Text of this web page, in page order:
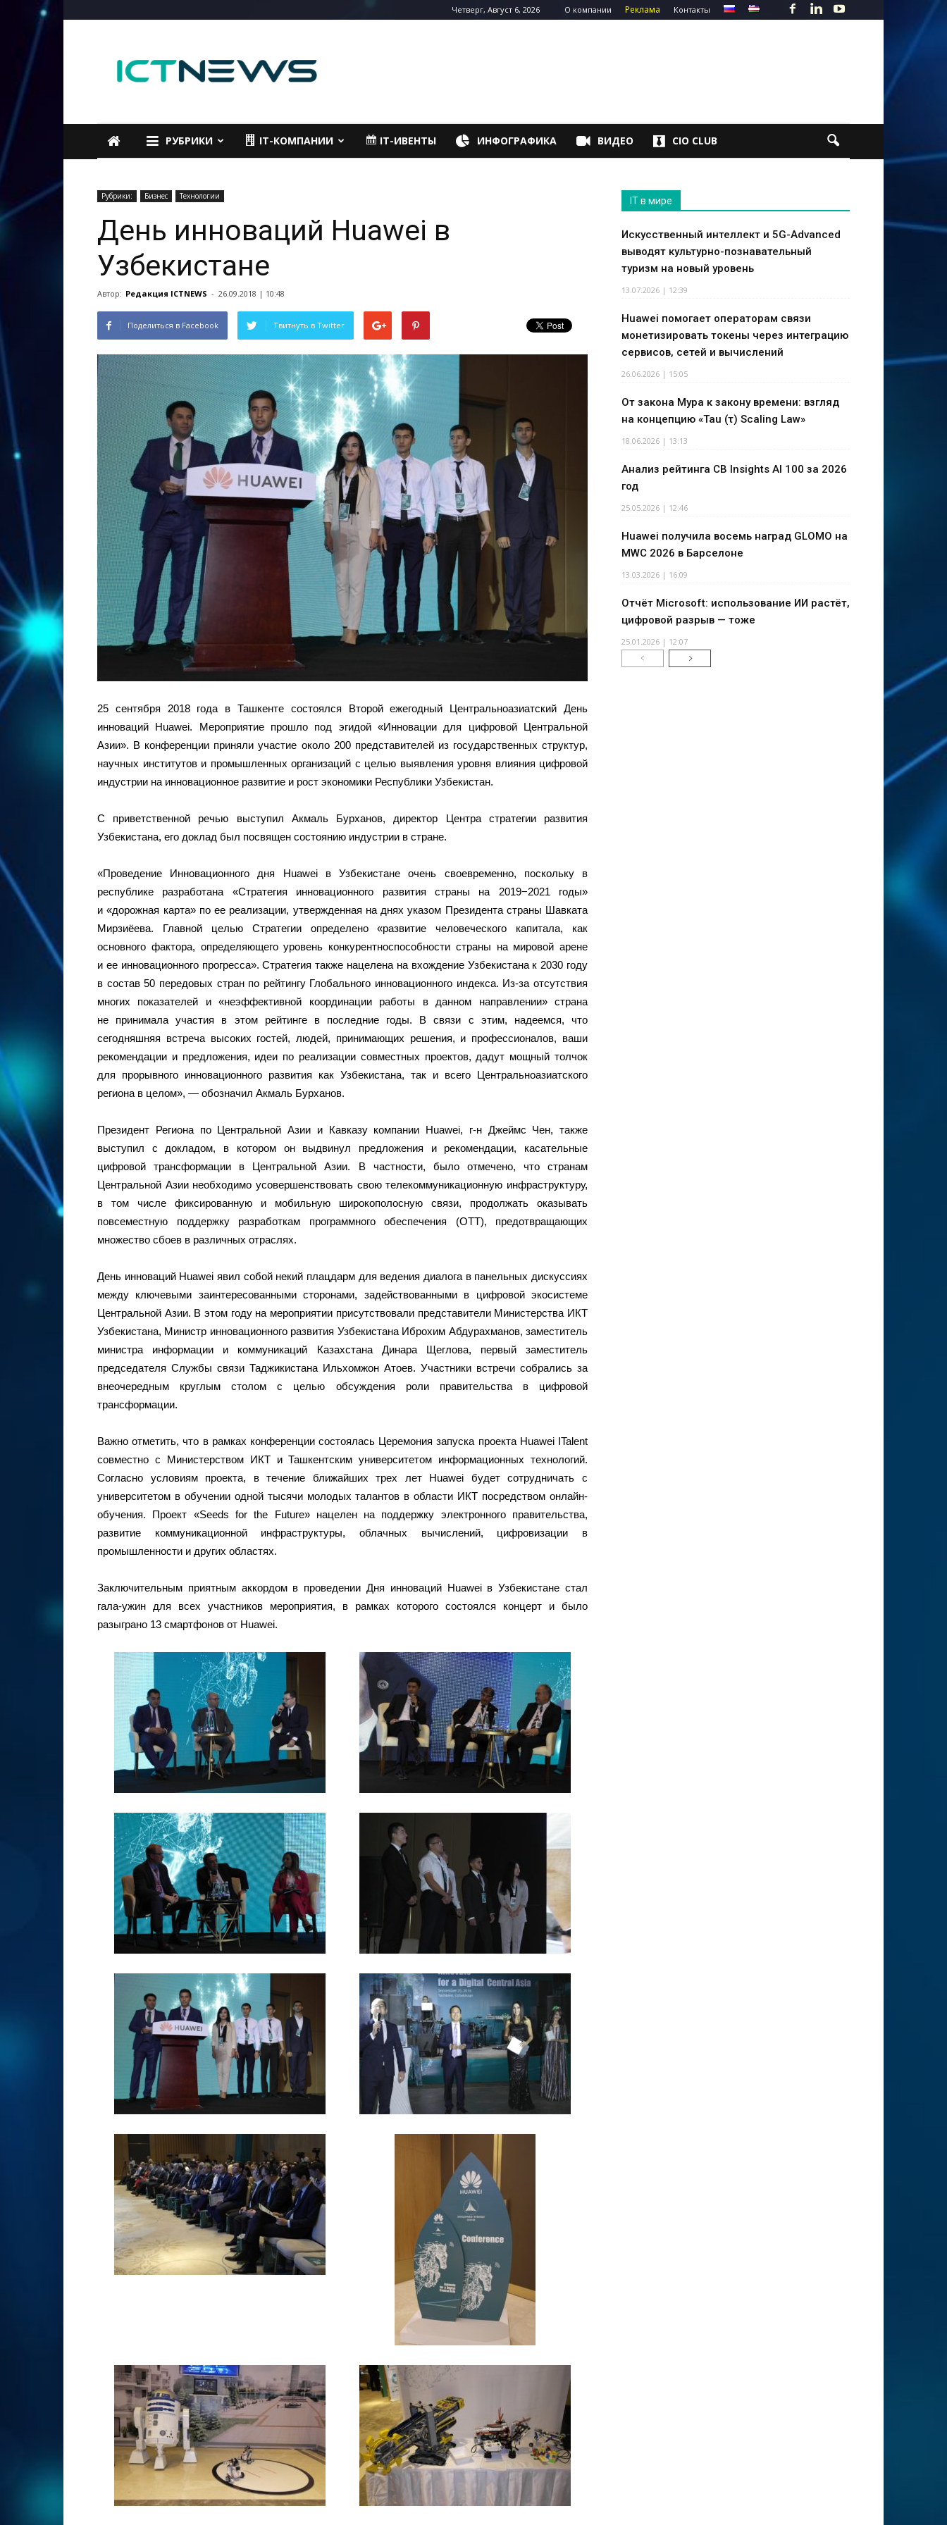
Четверг, Август 6, 2026 О компании Реклама Контакты
РУБРИКИ IT-КОМПАНИИ IT-ИВЕНТЫ ИНФОГРАФИКА ВИДЕО CIO CLUB
Рубрики: Бизнес Технологии
День инноваций Huawei в
Узбекистане
Автор: Редакция ICTNEWS - 26.09.2018 | 10:48
Поделиться в Facebook Твитнуть в Twitter
25 сентября 2018 года в Ташкенте состоялся Второй ежегодный Центральноазиатский День
инноваций Huawei. Мероприятие прошло под эгидой «Инновации для цифровой Центральной
Азии». В конференции приняли участие около 200 представителей из государственных структур,
научных институтов и промышленных организаций с целью выявления уровня влияния цифровой
индустрии на инновационное развитие и рост экономики Республики Узбекистан.
С приветственной речью выступил Акмаль Бурханов, директор Центра стратегии развития
Узбекистана, его доклад был посвящен состоянию индустрии в стране.
«Проведение Инновационного дня Huawei в Узбекистане очень своевременно, поскольку в
республике разработана «Стратегия инновационного развития страны на 2019−2021 годы»
и «дорожная карта» по ее реализации, утвержденная на днях указом Президента страны Шавката
Мирзиёева. Главной целью Стратегии определено «развитие человеческого капитала, как
основного фактора, определяющего уровень конкурентноспособности страны на мировой арене
и ее инновационного прогресса». Стратегия также нацелена на вхождение Узбекистана к 2030 году
в состав 50 передовых стран по рейтингу Глобального инновационного индекса. Из-за отсутствия
многих показателей и «неэффективной координации работы в данном направлении» страна
не принимала участия в этом рейтинге в последние годы. В связи с этим, надеемся, что
сегодняшняя встреча высоких гостей, людей, принимающих решения, и профессионалов, ваши
рекомендации и предложения, идеи по реализации совместных проектов, дадут мощный толчок
для прорывного инновационного развития как Узбекистана, так и всего Центральноазиатского
региона в целом», — обозначил Акмаль Бурханов.
Президент Региона по Центральной Азии и Кавказу компании Huawei, г-н Джеймс Чен, также
выступил с докладом, в котором он выдвинул предложения и рекомендации, касательные
цифровой трансформации в Центральной Азии. В частности, было отмечено, что странам
Центральной Азии необходимо усовершенствовать свою телекоммуникационную инфраструктуру,
в том числе фиксированную и мобильную широкополосную связи, продолжать оказывать
повсеместную поддержку разработкам программного обеспечения (OTT), предотвращающих
множество сбоев в различных отраслях.
День инноваций Huawei явил собой некий плацдарм для ведения диалога в панельных дискуссиях
между ключевыми заинтересованными сторонами, задействованными в цифровой экосистеме
Центральной Азии. В этом году на мероприятии присутствовали представители Министерства ИКТ
Узбекистана, Министр инновационного развития Узбекистана Иброхим Абдурахманов, заместитель
министра информации и коммуникаций Казахстана Динара Щеглова, первый заместитель
председателя Службы связи Таджикистана Ильхомжон Атоев. Участники встречи собрались за
внеочередным круглым столом с целью обсуждения роли правительства в цифровой
трансформации.
Важно отметить, что в рамках конференции состоялась Церемония запуска проекта Huawei ITalent
совместно с Министерством ИКТ и Ташкентским университетом информационных технологий.
Согласно условиям проекта, в течение ближайших трех лет Huawei будет сотрудничать с
университетом в обучении одной тысячи молодых талантов в области ИКТ посредством онлайн-
обучения. Проект «Seeds for the Future» нацелен на поддержку электронного правительства,
развитие коммуникационной инфраструктуры, облачных вычислений, цифровизации в
промышленности и других областях.
Заключительным приятным аккордом в проведении Дня инноваций Huawei в Узбекистане стал
гала-ужин для всех участников мероприятия, в рамках которого состоялся концерт и было
разыграно 13 смартфонов от Huawei.
IT в мире
Искусственный интеллект и 5G-Advanced
выводят культурно-познавательный
туризм на новый уровень
13.07.2026 | 12:39
Huawei помогает операторам связи
монетизировать токены через интеграцию
сервисов, сетей и вычислений
26.06.2026 | 15:05
От закона Мура к закону времени: взгляд
на концепцию «Tau (τ) Scaling Law»
18.06.2026 | 13:13
Анализ рейтинга CB Insights AI 100 за 2026
год
25.05.2026 | 12:46
Huawei получила восемь наград GLOMO на
MWC 2026 в Барселоне
13.03.2026 | 16:09
Отчёт Microsoft: использование ИИ растёт,
цифровой разрыв — тоже
25.01.2026 | 12:07